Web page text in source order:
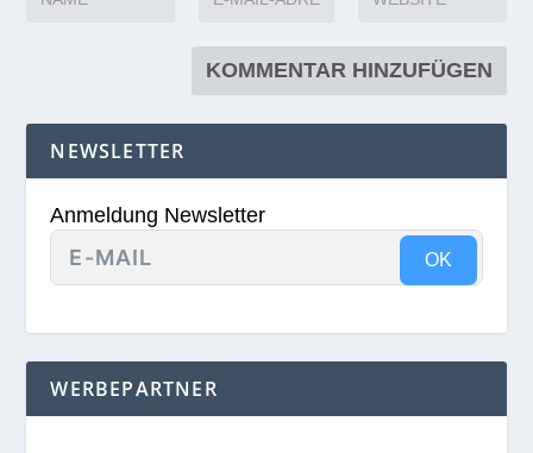
NEWSLETTER
Anmeldung Newsletter
OK
WERBEPARTNER